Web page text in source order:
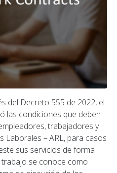
del Decreto 555 de 2022, el
las condiciones que deben
trabajadores y
Laborales – ARL, para casos
sus servicios de forma
se conoce como